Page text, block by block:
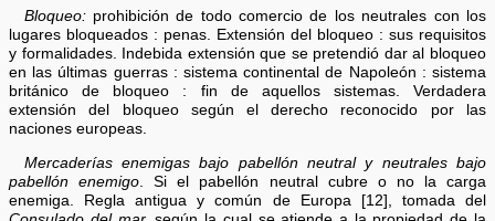
Bloqueo:prohibición de todo comercio de los neutrales con los
lugares bloqueados : penas. Extensión del bloqueo : sus requisitos
y formalidades. Indebida extensión que se pretendió dar al bloqueo
en las últimas guerras : sistema continental de Napoleón : sistema
británico de bloqueo : fin de aquellos sistemas. Verdadera
extensión del bloqueo según el derecho reconocido por las
naciones europeas.
Mercaderías enemigas bajo pabellón neutral y neutrales bajo
pabellón enemigo . Si el pabellón neutral cubre o no la carga
enemiga. Regla antigua y común de Europa [12], tomada del